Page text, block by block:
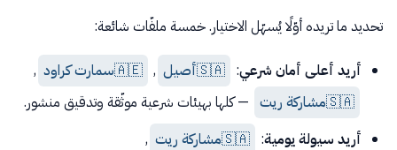
تحديد ما تريده أوّلًا يُسهّل الاختيار. خمسة ملفّات شائعة:
أريد أعلى أمان شرعي:
🇸🇦أصيل ,
🇦🇪سمارت كراود ,
🇸🇦مشاركة ريت — كلها بهيئات شرعية موثّقة وتدقيق منشور.
أريد سيولة يومية:
🇸🇦مشاركة ريت ,